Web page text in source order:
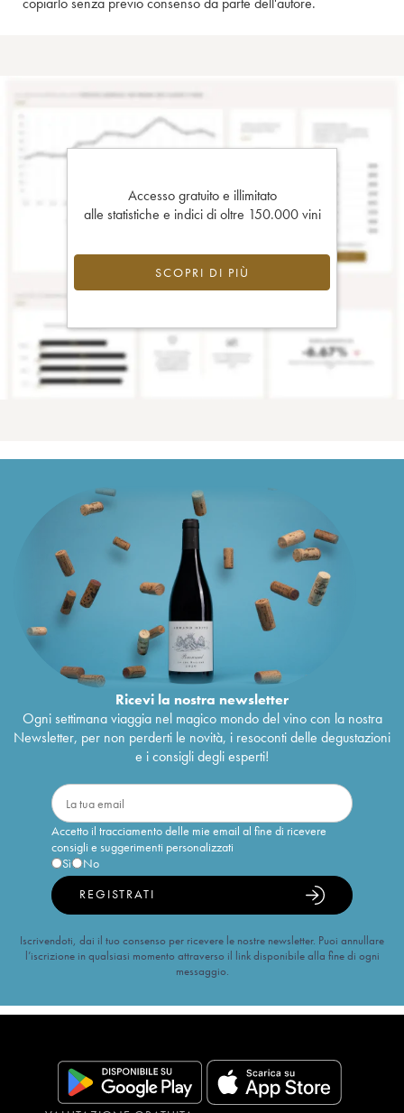
Accesso gratuito e illimitato
alle statistiche e indici di oltre 150.000 vini
SCOPRI DI PIÙ
Ricevi la nostra newsletter
Ogni settimana viaggia nel magico mondo del vino con la nostra
Newsletter, per non perderti le novità, i resoconti delle degustazioni
e i consigli degli esperti!
Accetto il tracciamento delle mie email al fine di ricevere
consigli e suggerimenti personalizzati
Sì
No
REGISTRATI
Iscrivendoti, dai il tuo consenso per ricevere le nostre newsletter. Puoi annullare
l’iscrizione in qualsiasi momento attraverso il link disponibile alla fine di ogni
messaggio.